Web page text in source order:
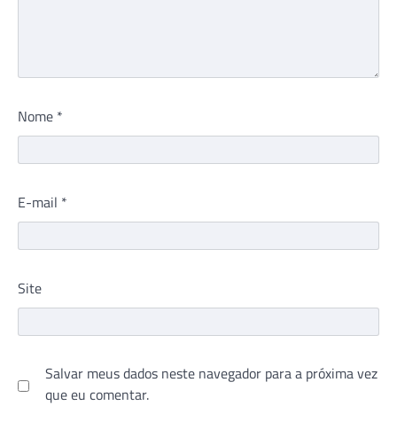
Nome *
E-mail *
Site
Salvar meus dados neste navegador para a próxima vez
que eu comentar.